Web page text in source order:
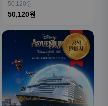
50,120원
50,120원